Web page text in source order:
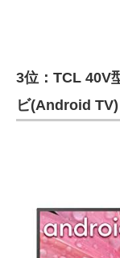
製造業のIT導入
モノづくり技術
エネルギーの専
建設×テクノロジ
3位：TCL 40V
ビ(Android